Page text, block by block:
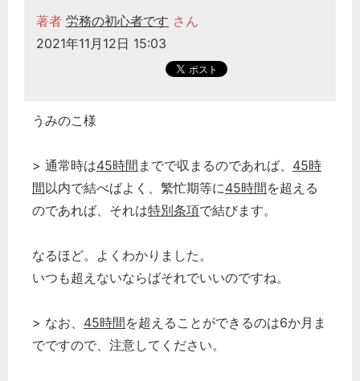
著者 労務の初心者です さん
2021年11月12日 15:03
うみのこ様
> 通常時は45時間 までで収まるのであれば、 45時
間以内で結べばよく、繁忙期等に45時間を超える
のであれば、それは特別条項で結びます。
なるほど。よくわかりました。
いつも超えないならばそれでいいのですね。
> なお、 45時間を超えることができるのは6か月ま
でですので、注意してください。